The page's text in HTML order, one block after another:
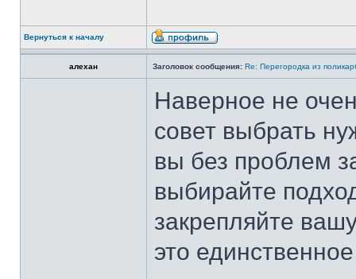
Вернуться к началу
алехан Заголовок сообщения: Re: Перегородка из
Наверное не
совет выбрать
вы без проблем
выбирайте
закрепляйте
это